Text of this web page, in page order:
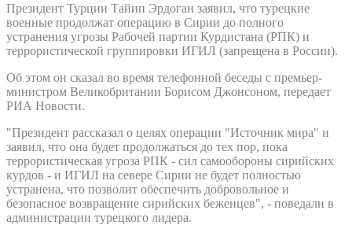
Президент Турции Тайип Эрдоган заявил, что турецкие
военные продолжат операцию в Сирии до полного
устранения угрозы Рабочей партии Курдистана (РПК) и
террористической группировки ИГИЛ (запрещена в России).
Об этом он сказал во время телефонной беседы с премьер-
министром Великобритании Борисом Джонсоном, передает
РИА Новости.
"Президент рассказал о целях операции "Источник мира" и
заявил, что она будет продолжаться до тех пор, пока
террористическая угроза РПК - сил самообороны сирийских
курдов - и ИГИЛ на севере Сирии не будет полностью
устранена, что позволит обеспечить добровольное и
безопасное возвращение сирийских беженцев", - поведали в
администрации турецкого лидера.